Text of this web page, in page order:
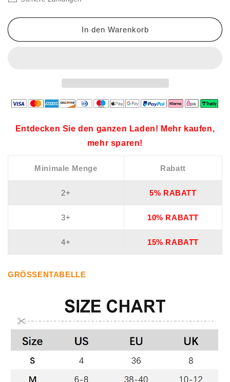
mit
Bein
mit
Bein
In den Warenkorb
Entdecken Sie den ganzen Laden! Mehr kaufen,
mehr sparen!
Minimale Menge Rabatt
2+ 5% RABATT
3+ 10% RABATT
4+ 15% RABATT
GRÖSSENTABELLE